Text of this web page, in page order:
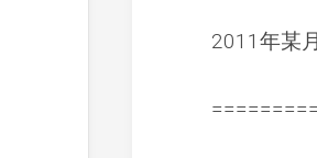
2011年某